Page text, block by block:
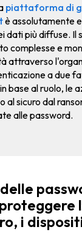
piattaforma di
è assolutamente
dati più diffuse.
complesse e
attraverso
a due
base al ruolo, le
al sicuro dal
alle password.
i